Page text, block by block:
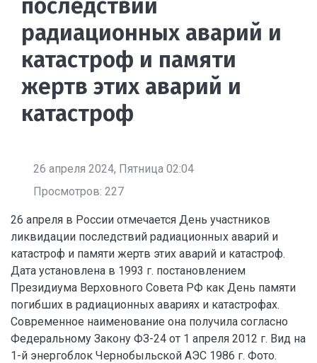
последствий
радиационных аварий и
катастроф и памяти
жертв этих аварий и
катастроф
26 апреля 2024, Пятница 02:04
Просмотров: 227
26 апреля в России отмечается День участников
ликвидации последствий радиационных аварий и
катастроф и памяти жертв этих аварий и катастроф.
Дата установлена в 1993 г. постановлением
Президиума Верховного Совета РФ как День памяти
погибших в радиационных авариях и катастрофах.
Современное наименование она получила согласно
Федеральному Закону ФЗ-24 от 1 апреля 2012 г. Вид на
1-й энергоблок Чернобыльской АЭС 1986 г. Фото.